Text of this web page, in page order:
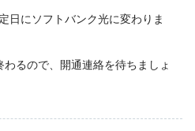
987-300
9:00～18:00
45-2522 9:00〜18:00
日にソフトバンク光に変わりま
わるので、開通連絡を待ちましょ